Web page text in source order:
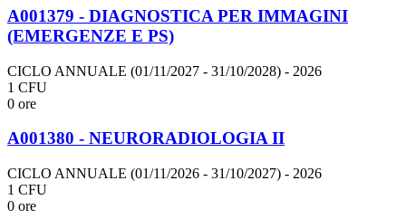
A001379 - DIAGNOSTICA PER IMMAGINI
(EMERGENZE E PS)
CICLO ANNUALE (01/11/2027 - 31/10/2028) - 2026
1 CFU
0 ore
A001380 - NEURORADIOLOGIA II
CICLO ANNUALE (01/11/2026 - 31/10/2027) - 2026
1 CFU
0 ore